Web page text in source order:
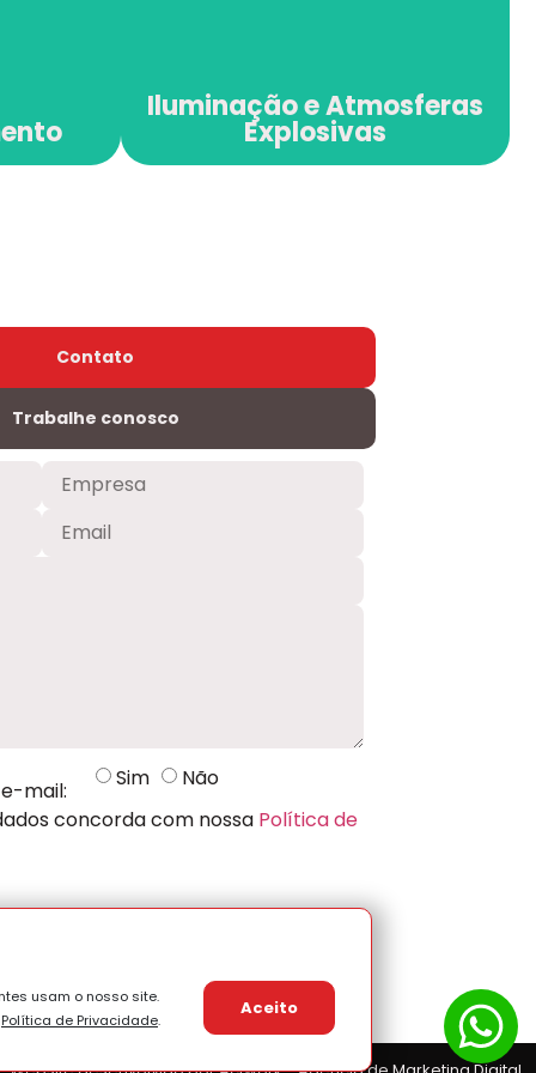
Iluminação e Atmosferas
Explosivas
Contato
Trabalhe conosco
mail:
Sim
Não
concorda com nossa Política de
usam o nosso site.
Política de Privacidade.
Aceito